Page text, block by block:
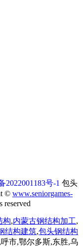
2022001183号-1 包头
© www.seniorgames-
构,内蒙古钢结构加工,
结构建筑,包头钢结构
市,鄂尔多斯,东胜,乌